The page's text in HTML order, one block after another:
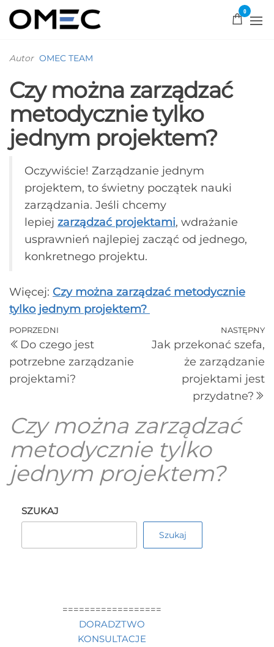
0
Autor OMEC TEAM
Czy można zarządzać
metodycznie tylko
jednym projektem?
Oczywiście! Zarządzanie jednym
projektem, to świetny początek nauki
zarządzania. Jeśli chcemy
lepiej zarządzać projektami, wdrażanie
usprawnień najlepiej zacząć od jednego,
konkretnego projektu.
Więcej: Czy można zarządzać metodycznie
tylko jednym projektem?
POPRZEDNI
Do czego jest
potrzebne zarządzanie
projektami?
NASTĘPNY
Jak przekonać szefa,
że zarządzanie
projektami jest
przydatne?
Czy można zarządzać
metodycznie tylko
jednym projektem?
SZUKAJ
Szukaj
==================
DORADZTWO
KONSULTACJE